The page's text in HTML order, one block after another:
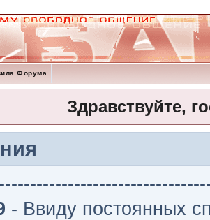
Форума
Здравствуйте,
- Ввиду постоянных